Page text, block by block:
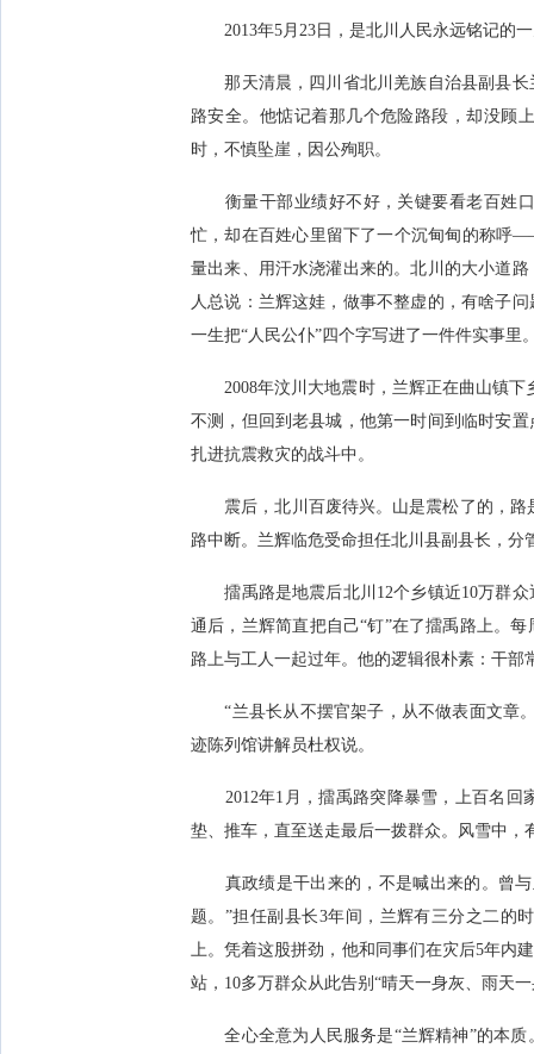
2013年5月23日，是北川人民永远铭记的
那天清晨，四川省北川羌族自治县副县长
路安全。他惦记着那几个危险路段，却没顾
时，不慎坠崖，因公殉职。
衡量干部业绩好不好，关键要看老百姓口
忙，却在百姓心里留下了一个沉甸甸的称呼
量出来、用汗水浇灌出来的。北川的大小道
人总说：兰辉这娃，做事不整虚的，有啥子
一生把“人民公仆”四个字写进了一件件实事里
2008年汶川大地震时，兰辉正在曲山镇下
不测，但回到老县城，他第一时间到临时安
扎进抗震救灾的战斗中。
震后，北川百废待兴。山是震松了的，路
路中断。兰辉临危受命担任北川县副县长，分
擂禹路是地震后北川12个乡镇近10万群众
通后，兰辉简直把自己“钉”在了擂禹路上。
路上与工人一起过年。他的逻辑很朴素：干部
“兰县长从不摆官架子，从不做表面文章。
迹陈列馆讲解员杜权说。
2012年1月，擂禹路突降暴雪，上百名回
垫、推车，直至送走最后一拨群众。风雪中，
真政绩是干出来的，不是喊出来的。曾与
题。”担任副县长3年间，兰辉有三分之二的
上。凭着这股拼劲，他和同事们在灾后5年内
站，10多万群众从此告别“晴天一身灰、雨天
全心全意为人民服务是“兰辉精神”的本质
直至送走最后一拨群
副县长3年间，兰辉有
电话号码，其中很多
奋进力量。兰辉事迹陈